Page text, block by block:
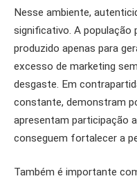
Nesse ambiente,
significativo. A população
produzido apenas para
excesso de marketing
desgaste. Em
constante, demonstram
apresentam participação
conseguem fortalecer a
Também é importante